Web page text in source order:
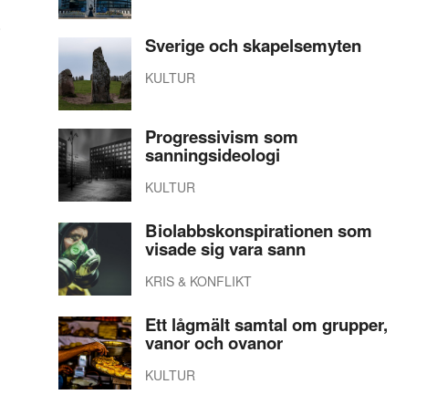
Sverige och skapelsemyten
KULTUR
Progressivism som
sanningsideologi
KULTUR
Biolabbskonspirationen som
visade sig vara sann
KRIS & KONFLIKT
Ett lågmält samtal om grupper,
vanor och ovanor
KULTUR